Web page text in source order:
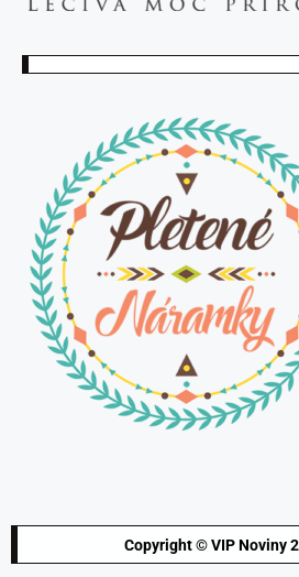
Copyright © VIP Noviny